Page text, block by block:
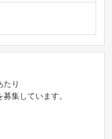
たり
集しています。